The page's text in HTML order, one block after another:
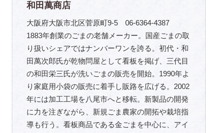
和田萬商店
大阪府大阪市北区菅原町9-5 06-6364-4387
1883年創業のごまの老舗メーカー。国産ごまの取
り扱いシェアではナンバーワンを誇る。初代・和
田萬次郎氏が乾物問屋として看板を掲げ、三代目
の和田栄三氏が洗いごまの販売を開始。1990年よ
り家庭用小袋の販売に着手し販路を広げる。2002
年には加工工場を八尾市へと移転。新製品の開発
に力を注ぎながら、新規ごま農家の開拓や栽培指
導も行う。看板商品である金ごまを中心に、アイ